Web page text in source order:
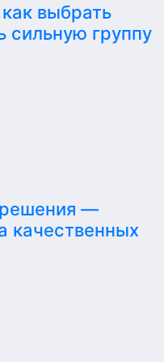
выбрать
сильную группу
решения —
качественных